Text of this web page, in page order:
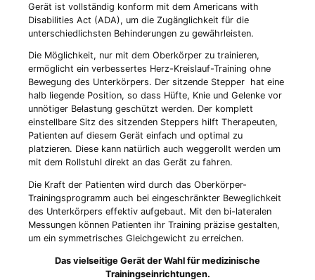
Gerät ist vollständig konform mit dem Americans with
Disabilities Act (ADA), um die Zugänglichkeit für die
unterschiedlichsten Behinderungen zu gewährleisten.
Die Möglichkeit, nur mit dem Oberkörper zu trainieren,
ermöglicht ein verbessertes Herz-Kreislauf-Training ohne
Bewegung des Unterkörpers. Der sitzende Stepper hat eine
halb liegende Position, so dass Hüfte, Knie und Gelenke vor
unnötiger Belastung geschützt werden. Der komplett
einstellbare Sitz des sitzenden Steppers hilft Therapeuten,
Patienten auf diesem Gerät einfach und optimal zu
platzieren. Diese kann natürlich auch weggerollt werden um
mit dem Rollstuhl direkt an das Gerät zu fahren.
Die Kraft der Patienten wird durch das Oberkörper-
Trainingsprogramm auch bei eingeschränkter Beweglichkeit
des Unterkörpers effektiv aufgebaut. Mit den bi-lateralen
Messungen können Patienten ihr Training präzise gestalten,
um ein symmetrisches Gleichgewicht zu erreichen.
Das vielseitige Gerät der Wahl für medizinische
Trainingseinrichtungen.